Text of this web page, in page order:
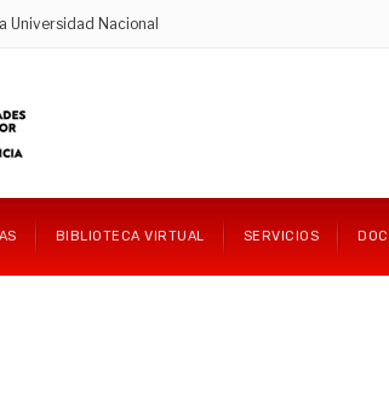
Universidad Nacional
BIBLIOTECA VIRTUAL SERVICIOS